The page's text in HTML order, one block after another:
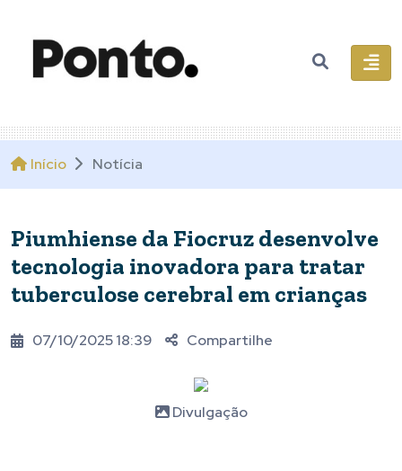
Início Notícia
Piumhiense da Fiocruz desenvolve
tecnologia inovadora para tratar
tuberculose cerebral em crianças
07/10/2025 18:39 Compartilhe
Divulgação